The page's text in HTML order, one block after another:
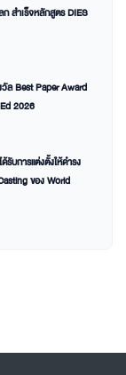
สำเร็จหลักสูตร DIES
ล Best Paper Award
2026
บการแต่งตั้งให้ดำรง
ของ World